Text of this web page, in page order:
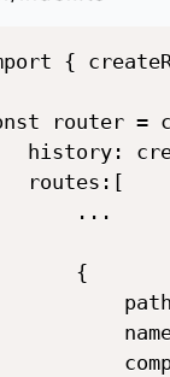
{
router =
history:
routes:[
{